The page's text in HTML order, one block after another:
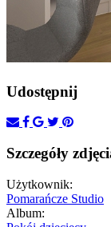
Udostępnij
Szczegóły
Użytkownik:
Pomarańcze Studio
Album: